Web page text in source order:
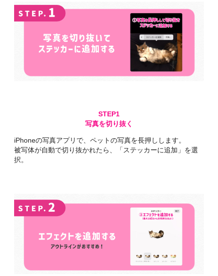
写真を切り抜く
iPhoneの写真アプリで、ペットの写真を長押しします。
被写体が自動で切り抜かれたら、「ステッカーに追加」を選
択。